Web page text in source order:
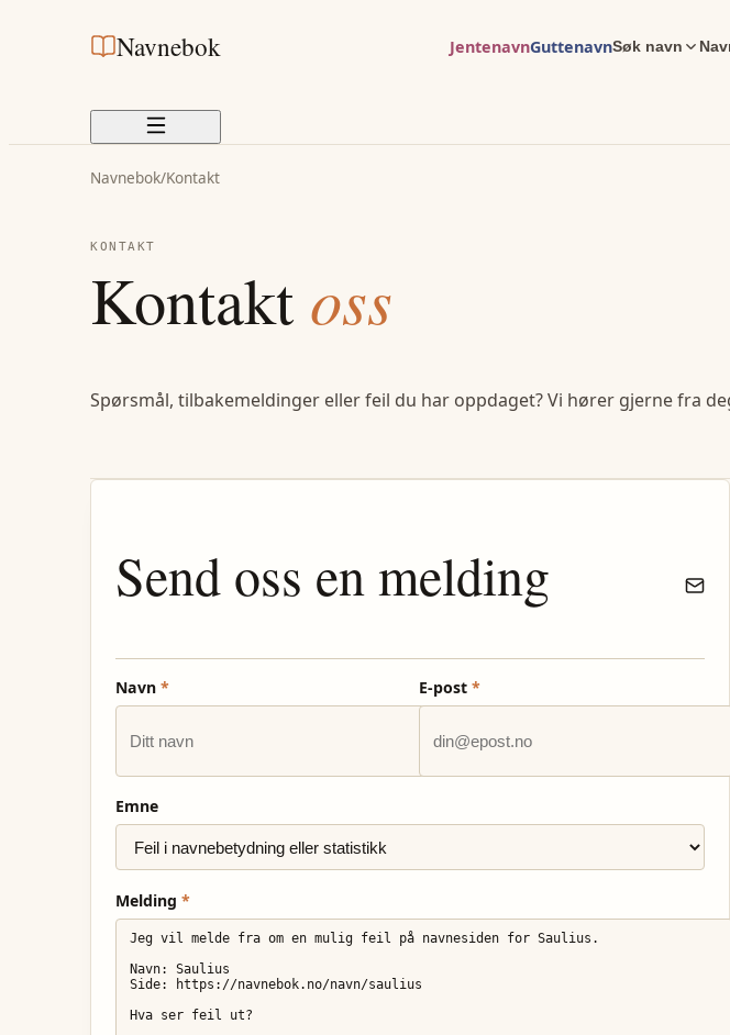
Navnebok JentenavnGuttenavnSøk navn
Navnebok/Kontakt
KONTAKT
Kontakt oss
Spørsmål, tilbakemeldinger eller feil du har oppdaget? Vi hører gjerne fra
Send oss en melding
Navn * E-post *
Emne
Melding *